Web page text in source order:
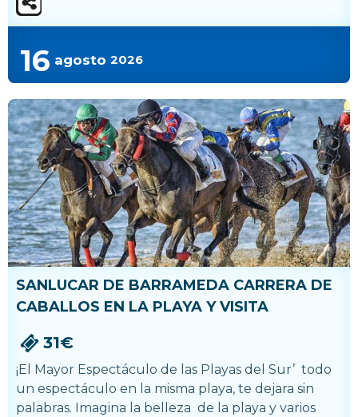
16 agosto 2026
SANLUCAR DE BARRAMEDA CARRERA DE
CABALLOS EN LA PLAYA Y VISITA
31€
¡El Mayor Espectáculo de las Playas del Sur’ todo
un espectáculo en la misma playa, te dejara sin
palabras. Imagina la belleza de la playa y varios